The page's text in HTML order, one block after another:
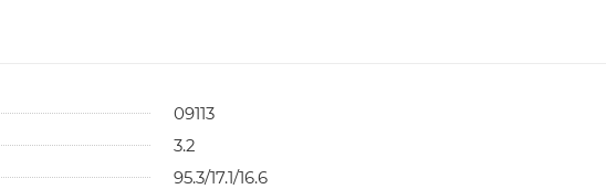
09113
3.2
95.3/17.1/16.6